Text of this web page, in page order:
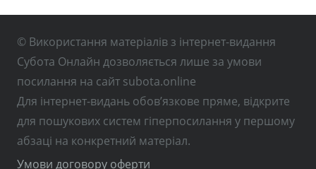
© Використання матеріалів з інтернет-видання
Субота Онлайн дозволяється лише за умови
посилання на сайт subota.online
Для інтернет-видань обов’язкове пряме, відкрите
для пошукових систем гіперпосилання у першому
абзаці на конкретний матеріал.
Умови договору оферти